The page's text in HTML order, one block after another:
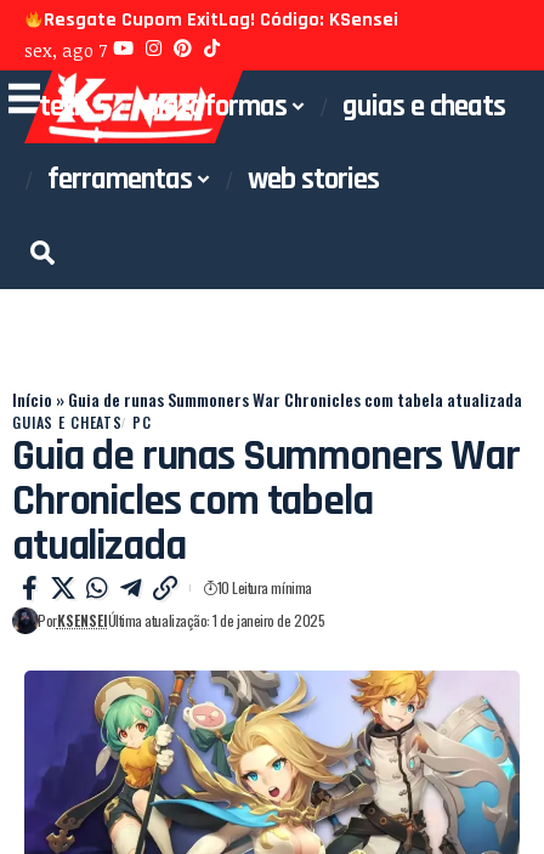
Resgate Cupom ExitLag! Código: KSensei
sex, ago 7
tech plataformas
guias e cheats
ferramentas
web stories
Início »Guia de runas Summoners War Chronicles com tabela atualizada
GUIAS E CHEATS PC
Guia de runas Summoners War
Chronicles com tabela
atualizada
PorKSENSEIÚltima atualização: 1 de janeiro de 2025
10 Leitura mínima